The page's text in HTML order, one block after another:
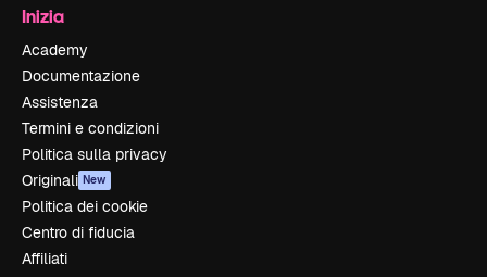
Inizia
Academy
Documentazione
Assistenza
Termini e condizioni
Politica sulla privacy
Originali New
Politica dei cookie
Centro di fiducia
Affiliati